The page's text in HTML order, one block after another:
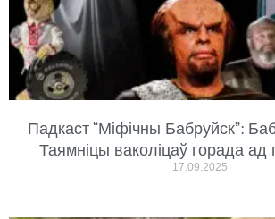
Падкаст “Міфічны Бабруйск”:
Таямніцы ваколіцаў горада ад
17.09.2025